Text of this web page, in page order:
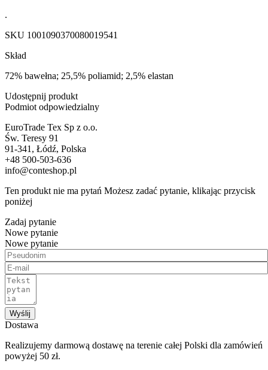
.
SKU 1001090370080019541
Skład
72% bawełna; 25,5% poliamid; 2,5% elastan
Udostępnij produkt
Podmiot odpowiedzialny
EuroTrade Tex Sp z o.o.
Św. Teresy 91
91-341, Łódź, Polska
+48 500-503-636
info@conteshop.pl
Ten produkt nie ma pytań Możesz zadać pytanie, klikając przycisk
poniżej
Zadaj pytanie
Nowe pytanie
Nowe pytanie
Wyślij
Dostawa
Realizujemy darmową dostawę na terenie całej Polski dla zamówień
powyżej 50 zł.